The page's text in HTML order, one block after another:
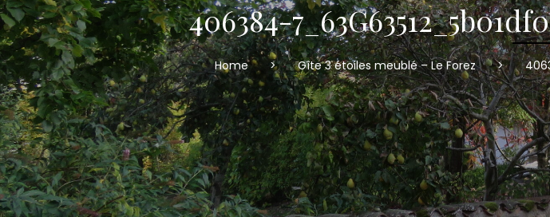
406384-
Home > Gîte 3 étoiles meublé – Le Forez >